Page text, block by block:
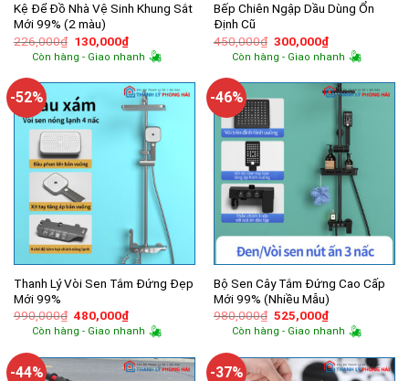
Kệ Để Đồ Nhà Vệ Sinh Khung Sắt
Mới 99% (2 màu)
226,000₫ Giá
gốc
là:
130,000₫Giá
hiện
tại
130,000₫.
Còn hàng - Giao nhanh
Bếp Chiên Ngập Dầu Dùng Ổn
Định Cũ
450,000₫ Giá
gốc
là:
300,000₫Giá
hiện
tại
300,000₫.
Còn hàng - Giao nhanh
-52%
Thanh Lý Vòi Sen Tắm Đứng Đẹp
Mới 99%
990,000₫ Giá
gốc
là:
480,000₫Giá
hiện
tại
480,000₫.
Còn hàng - Giao nhanh
-46%
Bộ Sen Cây Tắm Đứng Cao Cấp
Mới 99% (Nhiều Mẫu)
980,000₫ Giá
gốc
là:
525,000₫Giá
hiện
tại
525,000₫.
Còn hàng - Giao nhanh
-44% -37%